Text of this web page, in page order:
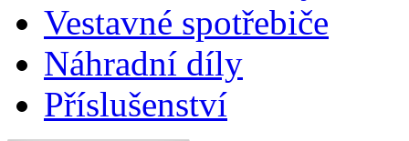
Vestavné spotřebiče
Náhradní díly
Příslušenství